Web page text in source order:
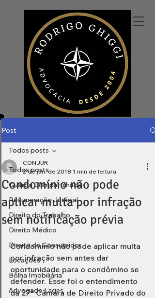
Post
Todos posts
Guarda Compartilhada
Recuperação Judicial
Direito do Trabalho
Direito Médico
Direito do Consumidor
Locações
Bolha Imobiliária
Advogado Lages
Todos posts
Condomínio não pode
aplicar multa por infração
sem notificação prévia
CONJUR
2 de jan. de 2018 1 min de leitura
Condomínio não pode aplicar multa
por infração sem antes dar
oportunidade para o condômino se
defender. Esse foi o entendimento
da 27ª Câmara de Direito Privado do